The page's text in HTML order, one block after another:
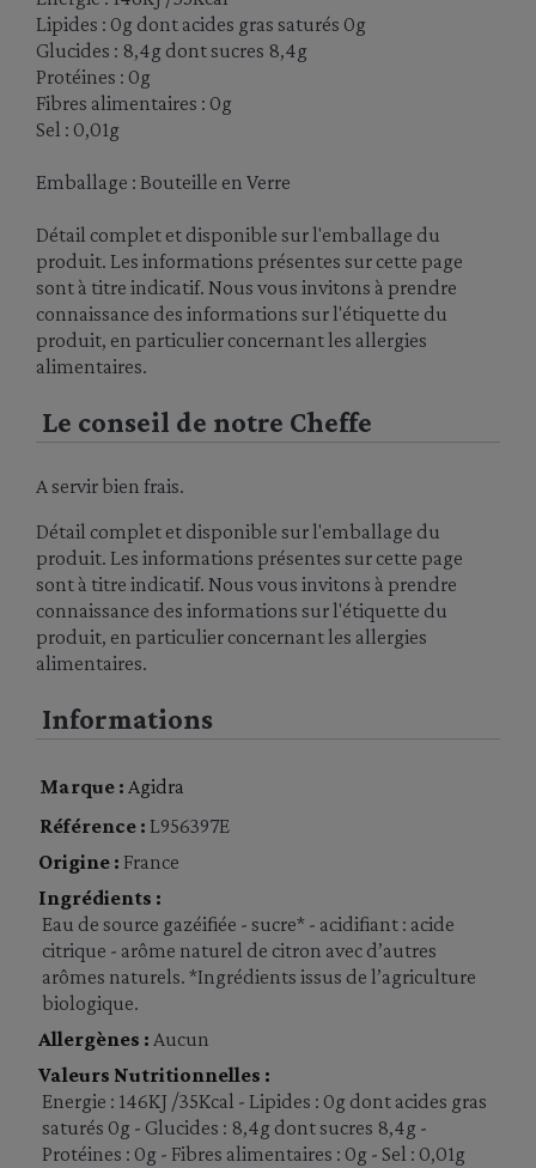
Lipides : 0g dont acides gras saturés 0g
Glucides : 8,4g dont sucres 8,4g
Protéines : 0g
Fibres alimentaires : 0g
Sel : 0,01g
Emballage : Bouteille en Verre
Détail complet et disponible sur l'emballage du
produit. Les informations présentes sur cette page
sont à titre indicatif. Nous vous invitons à prendre
connaissance des informations sur l'étiquette du
produit, en particulier concernant les allergies
alimentaires.
Le conseil de notre Cheffe
A servir bien frais.
Détail complet et disponible sur l'emballage du
produit. Les informations présentes sur cette page
sont à titre indicatif. Nous vous invitons à prendre
connaissance des informations sur l'étiquette du
produit, en particulier concernant les allergies
alimentaires.
Informations
Marque : Agidra
Référence : L956397E
Origine : France
Ingrédients :
Eau de source gazéifiée - sucre* - acidifiant : acide
citrique - arôme naturel de citron avec d’autres
arômes naturels. *Ingrédients issus de l’agriculture
biologique.
Allergènes : Aucun
Valeurs Nutritionnelles :
Energie : 146KJ /35Kcal - Lipides : 0g dont acides gras
saturés 0g - Glucides : 8,4g dont sucres 8,4g -
Protéines : 0g - Fibres alimentaires : 0g - Sel : 0,01g